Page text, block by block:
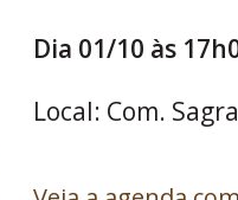
Dia 01/10 às
Local: Com.